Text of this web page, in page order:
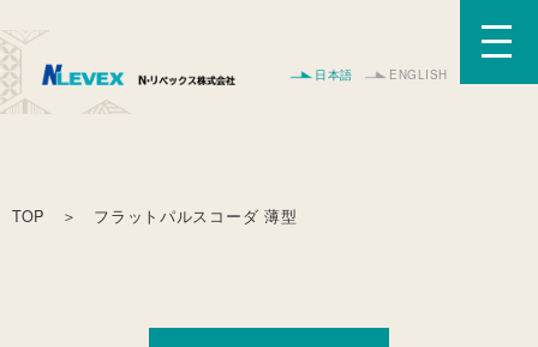
日本語 ENGLISH
TOP ＞ フラットパルスコーダ 薄型